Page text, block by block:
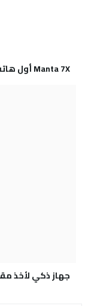
Manta 7X أول هاتف بدون أي أزرار فعلية على الإطلاق
جهاز ذكي لأخذ